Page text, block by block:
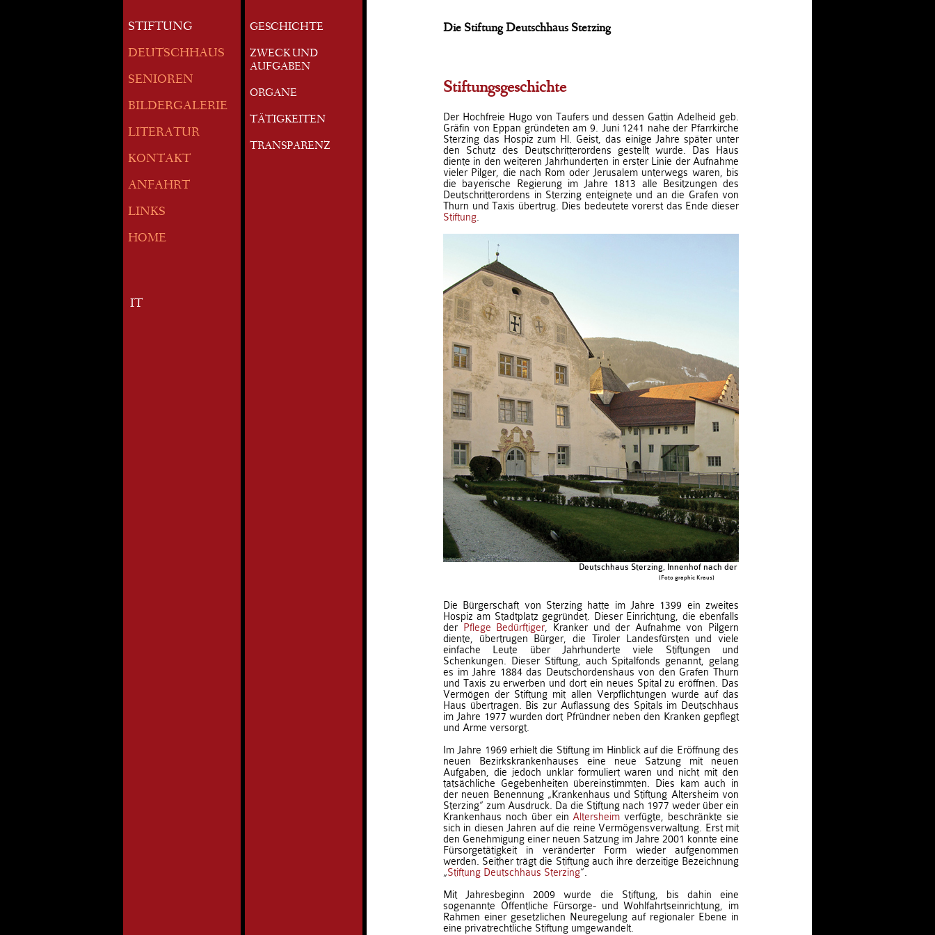
STIFTUNG
DEUTSCHHAUS
SENIOREN
BILDERGALERIE
LITERATUR
KONTAKT
ANFAHRT
LINKS
HOME
IT
GESCHICHTE
ZWECK UND
AUFGABEN
ORGANE
TÄTIGKEITEN
TRANSPARENZ
Die Stiftung Deutschhaus Sterzing
Stiftungsgeschichte
Der Hochfreie Hugo von Taufers und dessen Gattin Adelheid geb.
Gräfin von Eppan gründeten am 9. Juni 1241 nahe der Pfarrkirche
Sterzing das Hospiz zum Hl. Geist, das einige Jahre später unter
den Schutz des Deutschritterordens gestellt wurde. Das Haus
diente in den weiteren Jahrhunderten in erster Linie der Aufnahme
vieler Pilger, die nach Rom oder Jerusalem unterwegs waren, bis
die bayerische Regierung im Jahre 1813 alle Besitzungen des
Deutschritterordens in Sterzing enteignete und an die Grafen von
Thurn und Taxis übertrug. Dies bedeutete vorerst das Ende dieser
Stiftung.
Deutschhaus Sterzing, Innenhof nach der Restaurierung
(Foto graphic Kraus)
Die Bürgerschaft von Sterzing hatte im Jahre 1399 ein zweites
Hospiz am Stadtplatz gegründet. Dieser Einrichtung, die ebenfalls
der Pflege Bedürftiger, Kranker und der Aufnahme von Pilgern
diente, übertrugen Bürger, die Tiroler Landesfürsten und viele
einfache Leute über Jahrhunderte viele Stiftungen und
Schenkungen. Dieser Stiftung, auch Spitalfonds genannt, gelang
es im Jahre 1884 das Deutschordenshaus von den Grafen Thurn
und Taxis zu erwerben und dort ein neues Spital zu eröffnen. Das
Vermögen der Stiftung mit allen Verpflichtungen wurde auf das
Haus übertragen. Bis zur Auflassung des Spitals im Deutschhaus
im Jahre 1977 wurden dort Pfründner neben den Kranken gepflegt
und Arme versorgt.
Im Jahre 1969 erhielt die Stiftung im Hinblick auf die Eröffnung des
neuen Bezirkskrankenhauses eine neue Satzung mit neuen
Aufgaben, die jedoch unklar formuliert waren und nicht mit den
tatsächliche Gegebenheiten übereinstimmten. Dies kam auch in
der neuen Benennung „Krankenhaus und Stiftung Altersheim von
Sterzing“ zum Ausdruck. Da die Stiftung nach 1977 weder über ein
Krankenhaus noch über einAltersheim verfügte, beschränkte sie
sich in diesen Jahren auf die reine Vermögensverwaltung. Erst mit
den Genehmigung einer neuen Satzung im Jahre 2001 konnte eine
Fürsorgetätigkeit in veränderter Form wieder aufgenommen
werden. Seither trägt die Stiftung auch ihre derzeitige Bezeichnung
„Stiftung Deutschhaus Sterzing“.
Mit Jahresbeginn 2009 wurde die Stiftung, bis dahin eine
sogenannte Öffentliche Fürsorge- und Wohlfahrtseinrichtung, im
Rahmen einer gesetzlichen Neuregelung auf regionaler Ebene in
eine privatrechtliche Stiftung umgewandelt.